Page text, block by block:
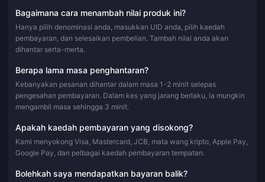
Bagaimana cara menambah nilai produk ini?
Hanya pilih denominasi anda, masukkan UID anda, pilih kaedah
pembayaran, dan selesaikan pembelian. Tambah nilai anda akan
dihantar serta-merta.
Berapa lama masa penghantaran?
Kebanyakan pesanan dihantar dalam masa 1-2 minit selepas
pengesahan pembayaran. Dalam kes yang jarang berlaku, ia mungkin
mengambil masa sehingga 3 minit.
Apakah kaedah pembayaran yang disokong?
Kami menyokong Visa, Mastercard, JCB, mata wang kripto, Apple Pay,
Google Pay, dan pelbagai kaedah pembayaran tempatan.
Bolehkah saya mendapatkan bayaran balik?